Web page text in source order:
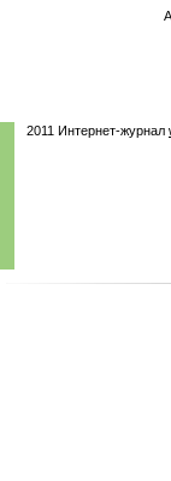
2011 Интернет-журнал